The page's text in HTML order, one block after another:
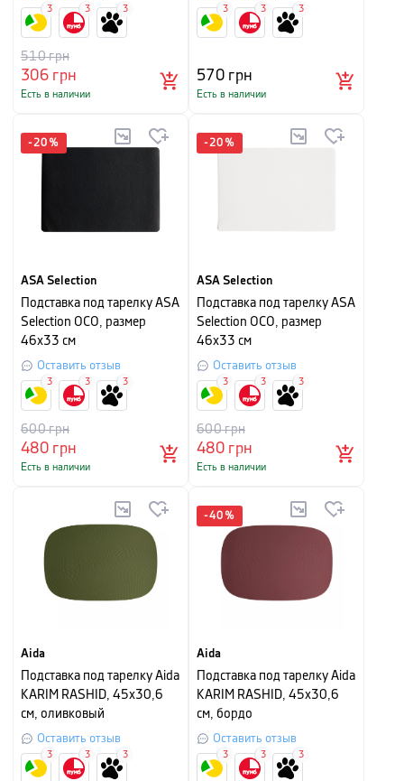
306грн
510грн
Есть в наличии
3 3 3
570грн
Есть в наличии
3 3 3
-20 %
ASA Selection
Подставка под тарелку ASA
Selection OCO, размер
46х33 см
Оставить отзыв
480грн
600грн
Есть в наличии
3 3 3
-20 %
ASA Selection
Подставка под тарелку ASA
Selection OCO, размер
46х33 см
Оставить отзыв
480грн
600грн
Есть в наличии
3 3 3
Aida
Подставка под тарелку Aida
KARIM RASHID, 45х30,6
см, оливковый
Оставить отзыв
3 3 3
-40 %
Aida
Подставка под тарелку Aida
KARIM RASHID, 45х30,6
см, бордо
Оставить отзыв
3 3 3